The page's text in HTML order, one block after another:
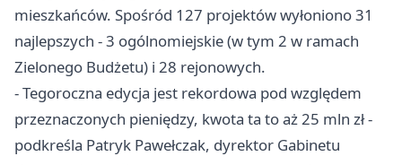
mieszkańców. Spośród 127 projektów wyłoniono 31
najlepszych - 3 ogólnomiejskie (w tym 2 w ramach
Zielonego Budżetu) i 28 rejonowych.
- Tegoroczna edycja jest rekordowa pod względem
przeznaczonych pieniędzy, kwota ta to aż 25 mln zł -
podkreśla Patryk Pawełczak, dyrektor Gabinetu